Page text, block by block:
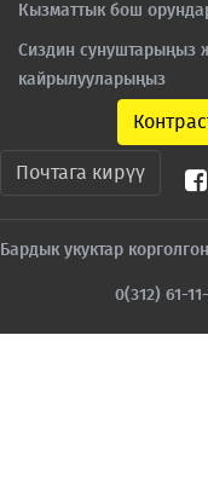
Кызматтык бош
Сиздин сунуштарыңыз
кайрылууларыңыз
Почтага кирүү
Бардык укуктар
0(312) 61-